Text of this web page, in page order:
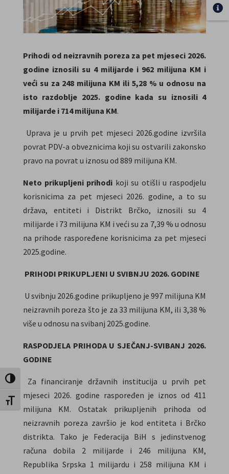
Uključi / isključi visoki kontrast
Uključi / isključi veličinu fonta
Prihodi od neizravnih poreza za pet mjeseci 2026.
godine iznosili su 4 milijarde i 962 milijuna KM i
veći su za 248 milijuna KM ili 5,28 % u odnosu na
isto razdoblje 2025. godine kada su iznosili 4
milijarde i 714 milijuna KM.
Uprava je u prvih pet mjeseci 2026.godine izvršila
povrat PDV-a obveznicima koji su ostvarili zakonsko
pravo na povrat u iznosu od 889 milijuna KM.
Neto prikupljeni prihodi koji su otišli u raspodjelu
korisnicima za pet mjeseci 2026. godine, a to su
država, entiteti i Distrikt Brčko, iznosili su 4
milijarde i 73 milijuna KM i veći su za 7,39 % u odnosu
na prihode raspoređene korisnicima za pet mjeseci
2025.godine.
PRIHODI PRIKUPLJENI U SVIBNJU 2026. GODINE
U svibnju 2026.godine prikupljeno je 997 milijuna KM
neizravnih poreza što je za 33 milijuna KM, ili 3,38 %
više u odnosu na svibanj 2025.godine.
RASPODJELA PRIHODA U SJEČANJ-SVIBANJ 2026.
GODINE
Za financiranje državnih institucija u prvih pet
mjeseci 2026. godine raspoređen je iznos od 411
milijuna KM. Ostatak prikupljenih prihoda od
neizravnih poreza završio je kod entiteta i Brčko
distrikta. Tako je Federacija BiH s jedinstvenog
računa dobila 2 milijarde i 246 milijuna KM,
Republika Srpska 1 milijardu i 258 milijuna KM i